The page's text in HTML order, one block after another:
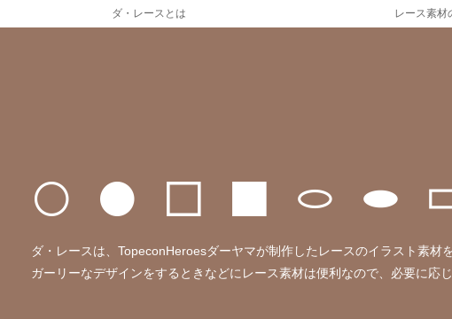
ダ・レースとは レース素材
ダ・レースは、TopeconHeroesダーヤマが制作したレースのイラスト素材
ガーリーなデザインをするときなどにレース素材は便利なので、必要に応